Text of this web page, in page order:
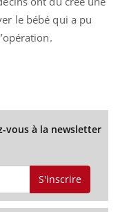
le bébé qui a pu
vous à la newsletter
S'inscrire